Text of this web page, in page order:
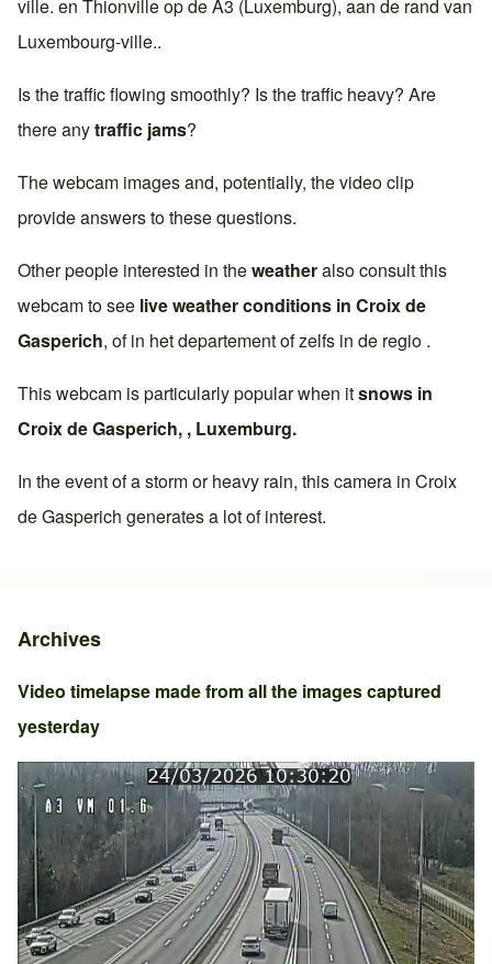
ville. en Thionvilleop deA3 (Luxemburg), aan de rand van
Luxembourg-ville..
Is the traffic flowing smoothly? Is the traffic heavy? Are
there anytraffic jams?
The webcam images and, potentially, the video clip
provide answers to these questions.
Other people interested in theweatheralso consult this
webcam to see live weather conditions in Croix de
Gasperich, of in het departement of zelfs in de regio .
This webcam is particularly popular when itsnows in
Croix de Gasperich, , Luxemburg.
In the event of a storm or heavy rain, this camera in Croix
de Gasperich generates a lot of interest.
Archives
Video timelapse made from all the images captured
yesterday